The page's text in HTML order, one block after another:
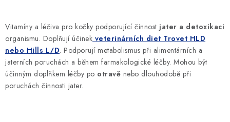
v
l
á
d
a
c
Vitamíny a léčiva pro kočky podporující činnost jater a detoxikaci
organismu. Doplňují účinek veterinárních diet Trovet HLD
nebo Hills L/D. Podporujímetabolismus při alimentárních a
jaterních poruchách a během farmakologické léčby. Mohou být
účinným doplňkem léčby po otravě nebo dlouhodobě při
poruchách činnosti jater.